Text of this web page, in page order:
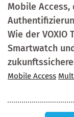
Mobile
Wie der VOXIO
Smartwatch
Mobile Access